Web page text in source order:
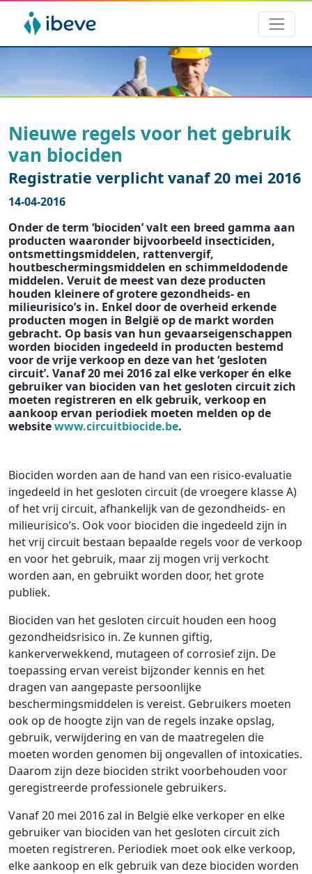
Nieuwe regels voor het gebruik
van biociden
Registratie verplicht vanaf 20 mei 2016
14-04-2016
Onder de term ‘biociden’ valt een breed gamma aan
producten waaronder bijvoorbeeld insecticiden,
ontsmettingsmiddelen, rattenvergif,
houtbeschermingsmiddelen en schimmeldodende
middelen. Veruit de meest van deze producten
houden kleinere of grotere gezondheids- en
milieurisico’s in. Enkel door de overheid erkende
producten mogen in België op de markt worden
gebracht. Op basis van hun gevaarseigenschappen
worden biociden ingedeeld in producten bestemd
voor de vrije verkoop en deze van het ‘gesloten
circuit’. Vanaf 20 mei 2016 zal elke verkoper én elke
gebruiker van biociden van het gesloten circuit zich
moeten registreren en elk gebruik, verkoop en
aankoop ervan periodiek moeten melden op de
websitewww.circuitbiocide.be.
Biociden worden aan de hand van een risico-evaluatie
ingedeeld in het gesloten circuit (de vroegere klasse A)
of het vrij circuit, afhankelijk van de gezondheids- en
milieurisico’s. Ook voor biociden die ingedeeld zijn in
het vrij circuit bestaan bepaalde regels voor de verkoop
en voor het gebruik, maar zij mogen vrij verkocht
worden aan, en gebruikt worden door, het grote
publiek.
Biociden van het gesloten circuit houden een hoog
gezondheidsrisico in. Ze kunnen giftig,
kankerverwekkend, mutageen of corrosief zijn. De
toepassing ervan vereist bijzonder kennis en het
dragen van aangepaste persoonlijke
beschermingsmiddelen is vereist. Gebruikers moeten
ook op de hoogte zijn van de regels inzake opslag,
gebruik, verwijdering en van de maatregelen die
moeten worden genomen bij ongevallen of intoxicaties.
Daarom zijn deze biociden strikt voorbehouden voor
geregistreerde professionele gebruikers.
Vanaf 20 mei 2016 zal in België elke verkoper en elke
gebruiker van biociden van het gesloten circuit zich
moeten registreren. Periodiek moet ook elke verkoop,
elke aankoop en elk gebruik van deze biociden worden